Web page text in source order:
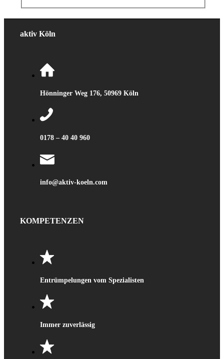
aktiv Köln
Hönninger Weg 176, 50969 Köln
0178 – 40 40 960
info@aktiv-koeln.com
KOMPETENZEN
Entrümpelungen vom Spezialisten
Immer zuverlässig